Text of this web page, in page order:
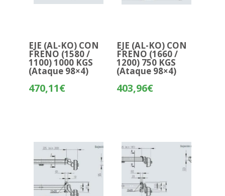
EJE (AL-KO) CON
FRENO (1580 /
1100) 1000 KGS
(Ataque 98×4)
470,11€
EJE (AL-KO) CON
FRENO (1660 /
1200) 750 KGS
(Ataque 98×4)
403,96€